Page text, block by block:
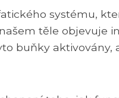
systému,
těle objevuje
buňky aktivovány,